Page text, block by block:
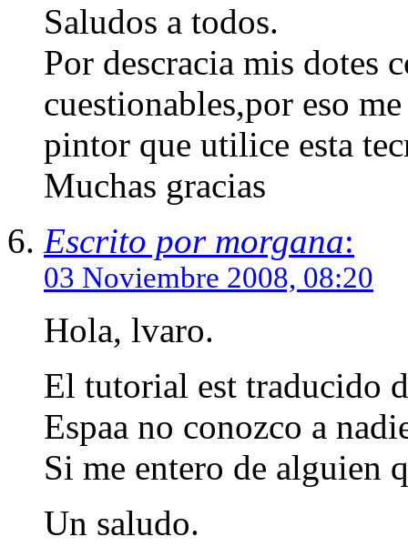
Saludos a todos.
Por descracia mis dotes
cuestionables,por eso
pintor que utilice esta
Muchas gracias
Escrito por morgana:
03 Noviembre 2008, 08:20
Hola, lvaro.
El tutorial est traducido
Espaa no conozco a
Si me entero de alguien
Un saludo.